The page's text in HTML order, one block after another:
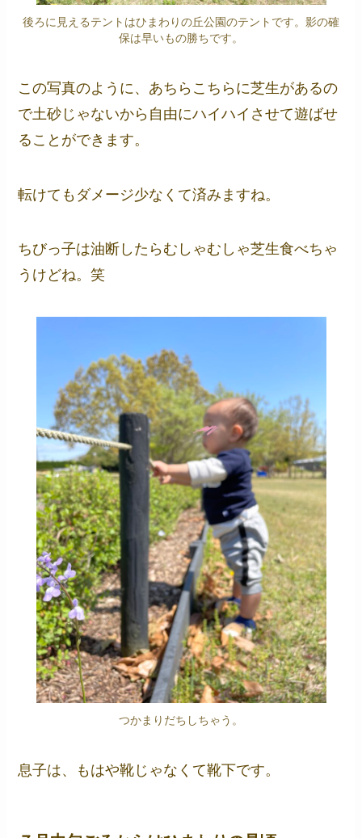
後ろに見えるテントはひまわりの丘公園のテントです。影の確
保は早いもの勝ちです。
この写真のように、あちらこちらに芝生があるの
で土砂じゃないから自由にハイハイさせて遊ばせ
ることができます。
転けてもダメージ少なくて済みますね。
ちびっ子は油断したらむしゃむしゃ芝生食べちゃ
うけどね。笑
つかまりだちしちゃう。
息子は、もはや靴じゃなくて靴下です。